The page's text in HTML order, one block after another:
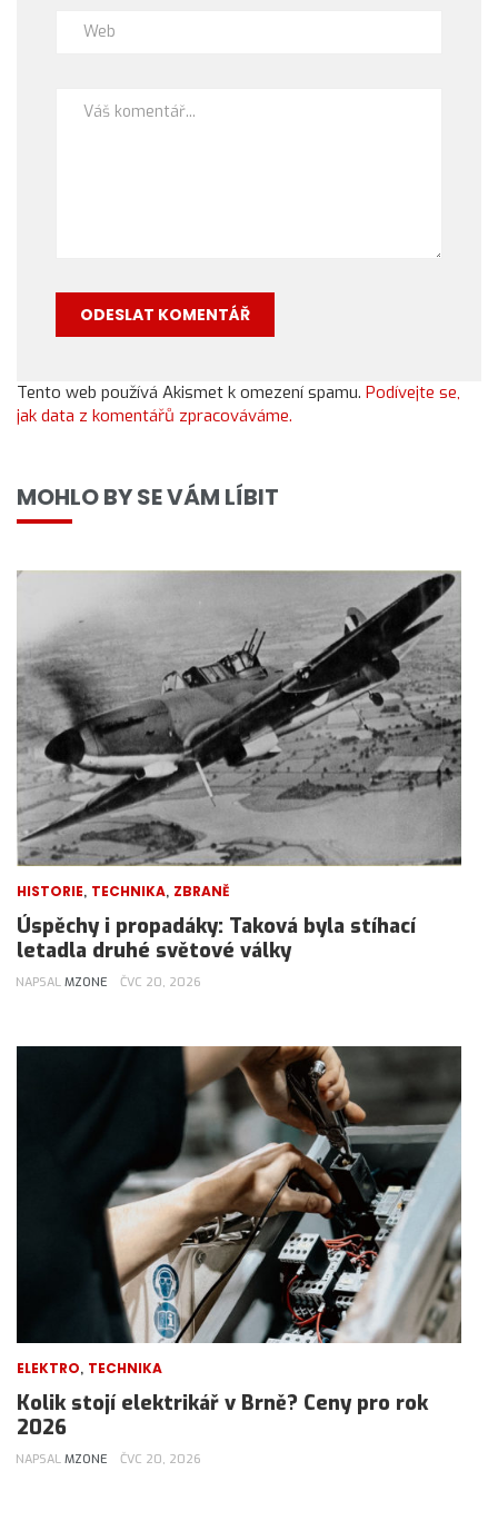
Tento web používá Akismet k omezení spamu. Podívejte se,
jak data z komentářů zpracováváme.
MOHLO BY SE VÁM LÍBIT
HISTORIE, TECHNIKA, ZBRANĚ
Úspěchy i propadáky: Taková byla stíhací
letadla druhé světové války
NAPSAL MZONE ČVC 20, 2026
ELEKTRO, TECHNIKA
Kolik stojí elektrikář v Brně? Ceny pro rok
2026
NAPSAL MZONE ČVC 20, 2026